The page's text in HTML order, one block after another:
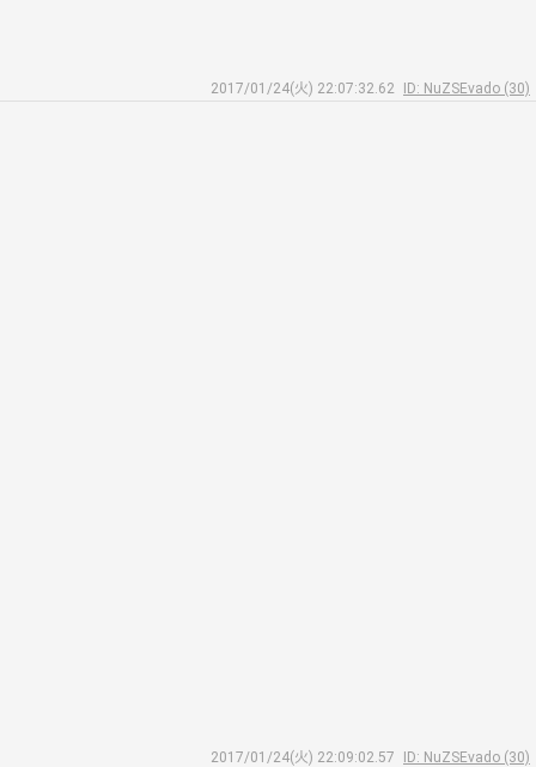
2017/01/24(火) 22:07:32.62
ID: NuZSEvado (30)
2017/01/24(火) 22:09:02.57
ID: NuZSEvado (30)